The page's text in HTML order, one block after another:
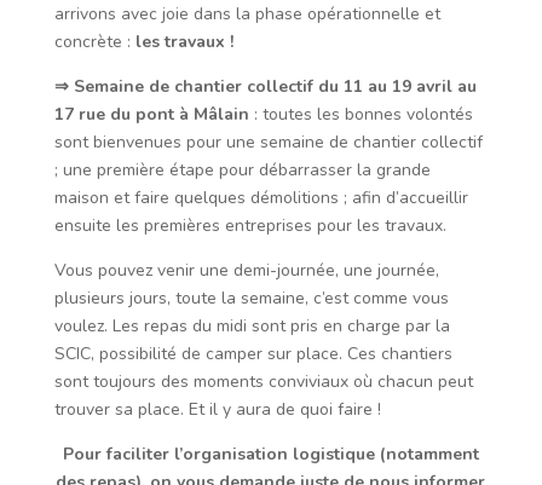
arrivons avec joie dans la phase opérationnelle et
concrète : les travaux !
⇒ Semaine de chantier collectif du 11 au 19 avril au
17 rue du pont à Mâlain : toutes les bonnes volontés
sont bienvenues pour une semaine de chantier collectif
; une première étape pour débarrasser la grande
maison et faire quelques démolitions ; afin d’accueillir
ensuite les premières entreprises pour les travaux.
Vous pouvez venir une demi-journée, une journée,
plusieurs jours, toute la semaine, c’est comme vous
voulez. Les repas du midi sont pris en charge par la
SCIC, possibilité de camper sur place. Ces chantiers
sont toujours des moments conviviaux où chacun peut
trouver sa place. Et il y aura de quoi faire !
Pour faciliter l’organisation logistique (notamment